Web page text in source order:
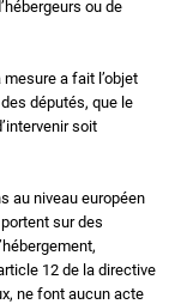
ou de
a fait l’objet
députés, que le
soit
au niveau européen
sur des
12 de la directive
ne font aucun acte